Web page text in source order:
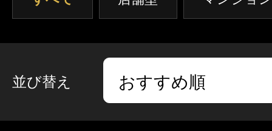
ジャンルから探す
マンション(個室)
東京 神奈川
並び替え